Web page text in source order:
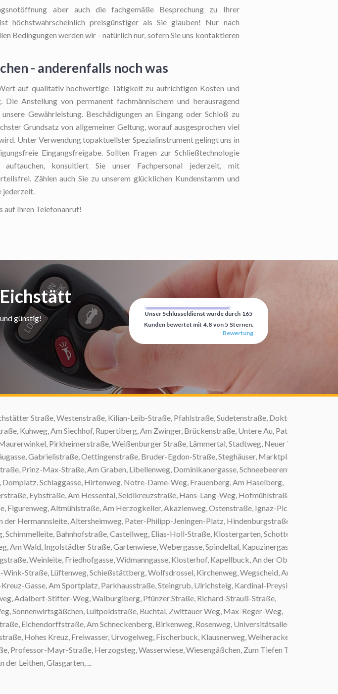
aber auch die fachgemäße Besprechung zu Ihrer
höchstwahrscheinlich preisgünstiger als Sie glauben! Nur nach
Bedingungen werden wir - natürlich nur, sofern Sie uns kontaktieren
- anderenfalls noch was
auf qualitativ hochwertige Tätigkeit zu aufrichtigen Kosten und
Die Anstellung von permanent fachmännischem und herausragend
Gewährleistung. Beschädigungen an Eingang oder Schloß zu
Grundsatz von allgemeiner Geltung, worauf ausgesprochen viel
Unter Verwendung topaktuellster Spezialinstrument gelingt uns in
Eingangsfreigabe. Sollten Fragen zur Schließtechnologie
konsultiert Sie unser Fachpersonal jederzeit, mit
Zählen auch Sie zu unserem glücklichen Kundenstamm und
jederzeit.
auf Ihren Telefonanruf!
günstig! Unser Schlüsseldienst wurde durch 165
Kunden bewertet mit 4.8 von 5 Sternen.
Bewertung
Straße, Westenstraße, Kilian-Leib-Straße, Pfahlstraße, Sudetenstraße, Doktor-
Am Siechhof, Rupertiberg, Am Zwinger, Brückenstraße, Untere Au, Pater-
Pirkheimerstraße, Weißenburger Straße, Lämmertal, Stadtweg, Neuer Weg,
Gabrielistraße, Oettingenstraße, Bruder-Egdon-Straße, Steghäuser, Marktplatz,
Max-Straße, Am Graben, Libellenweg, Dominikanergasse, Schneebeerenweg,
Schlaggasse, Hirtenweg, Notre-Dame-Weg, Frauenberg, Am Haselberg,
Eybstraße, Am Hessental, Seidlkreuzstraße, Hans-Lang-Weg, Hofmühlstraße,
Altmühlstraße, Am Herzogkeller, Akazienweg, Ostenstraße, Ignaz-Pickl-
Altersheimweg, Pater-Philipp-Jeningen-Platz, Hindenburgstraße,
Bahnhofstraße, Castellweg, Elias-Holl-Straße, Klostergarten, Schottenau,
Ingolstädter Straße, Gartenwiese, Webergasse, Spindeltal, Kapuzinergasse,
Weinleite, Friedhofgasse, Widmanngasse, Klosterhof, Kapellbuck, An der Oberen
Straße, Lüftenweg, Schießstättberg, Wolfsdrossel, Kirchenweg, Wegscheid, Am
Gasse, Am Sportplatz, Parkhausstraße, Steingrub, Ulrichsteig, Kardinal-Preysing-
Stifter-Weg, Walburgiberg, Pfünzer Straße, Richard-Strauß-Straße,
Luitpoldstraße, Buchtal, Zwittauer Weg, Max-Reger-Weg,
Am Schneckenberg, Birkenweg, Rosenweg, Universitätsallee,
Hohes Kreuz, Freiwasser, Urvogelweg, Fischerbuck, Klausnerweg, Weiheracker,
Mayr-Straße, Herzogsteg, Wasserwiese, Wiesengäßchen, Zum Tiefen Tal,
Leithen, Glasgarten, ...